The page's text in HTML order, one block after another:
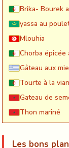
Brika- Bourek
yassa au
Mlouhia
Chorba épicée
Gâteau aux
Tourte à la
Gateau de
Thon mariné
Les bons